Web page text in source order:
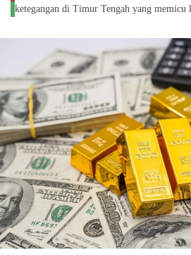
ketegangan di Timur Tengah yang memicu